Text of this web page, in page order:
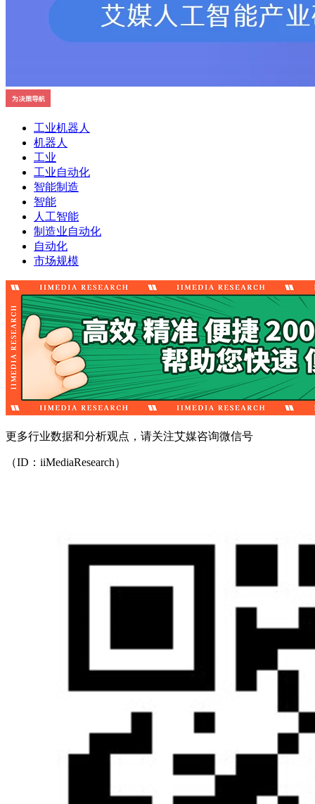
工业机器人
机器人
工业
工业自动化
智能制造
智能
人工智能
制造业自动化
自动化
市场规模
更多行业数据和分析观点，请关注艾媒咨询微信号
（ID：iiMediaResearch）